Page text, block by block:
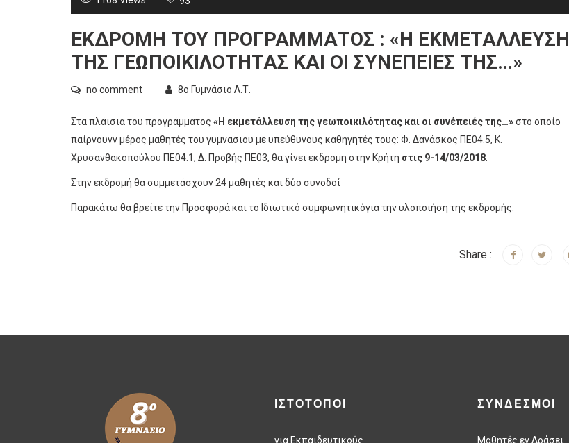
ΕΚΔΡΟΜΗ ΤΟΥ ΠΡΟΓΡΑΜΜΑΤΟΣ : «Η ΕΚΜΕΤΆΛΛΕΥΣΗ
ΤΗΣ ΓΕΩΠΟΙΚΙΛΌΤΗΤΑΣ ΚΑΙ ΟΙ ΣΥΝΈΠΕΙΈΣ ΤΗΣ…»
no comment 8ο Γυμνάσιο Λ.Τ.
Στα πλάισια του προγράμματος «Η εκμετάλλευση της γεωποικιλότητας και οι συνέπειές της…»στο οποίο
παίρνουνν μέρος μαθητές του γυμνασιου με υπεύθυνους καθηγητές τους: Φ. Δανάσκος ΠΕ04.5, Κ.
Χρυσανθακοπούλου ΠΕ04.1, Δ. Προβής ΠΕ03, θα γίνει εκδρομη στην Κρήτη στις 9-14/03/2018
Στην εκδρομή θα συμμετάσχουν 24 μαθητές και δύο συνοδοί
Παρακάτω θα βρείτε τηνΠροσφοράκαι το Ιδιωτικό συμφωνητικόγια την υλοποιήση της εκδρομής.
Share :
ΙΣΤΟΤΟΠΟΙ
για Εκπαιδευτικούς
ΣΥΝΔΕΣΜΟΙ
Μαθητές εν Δράσει